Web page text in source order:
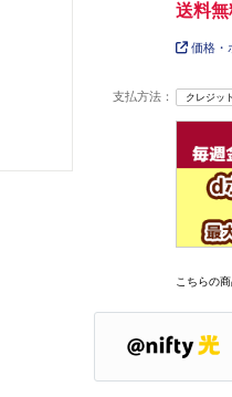
送料無
価格・
支払方法： クレジッ
こちらの